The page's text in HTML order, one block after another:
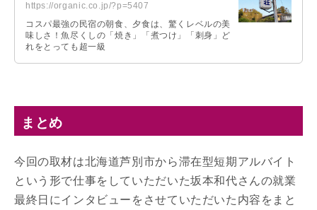
https://organic.co.jp/?p=5407
コスパ最強の民宿の朝食、夕食は、驚くレベルの美
味しさ！魚尽くしの「焼き」「煮つけ」「刺身」ど
れをとっても超一級
まとめ
今回の取材は北海道芦別市から滞在型短期アルバイト
という形で仕事をしていただいた坂本和代さんの就業
最終日にインタビューをさせていただいた内容をまと